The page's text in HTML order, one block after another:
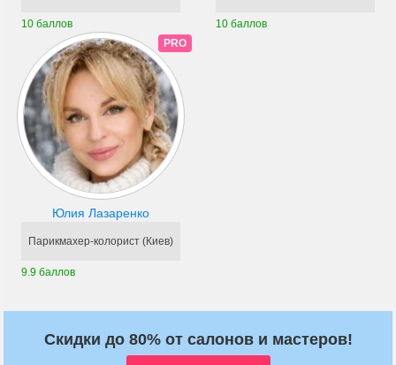
10 баллов
10 баллов
PRO
Юлия Лазаренко
Парикмахер-колорист (Киев)
9.9 баллов
Скидки до 80% от салонов и мастеров!